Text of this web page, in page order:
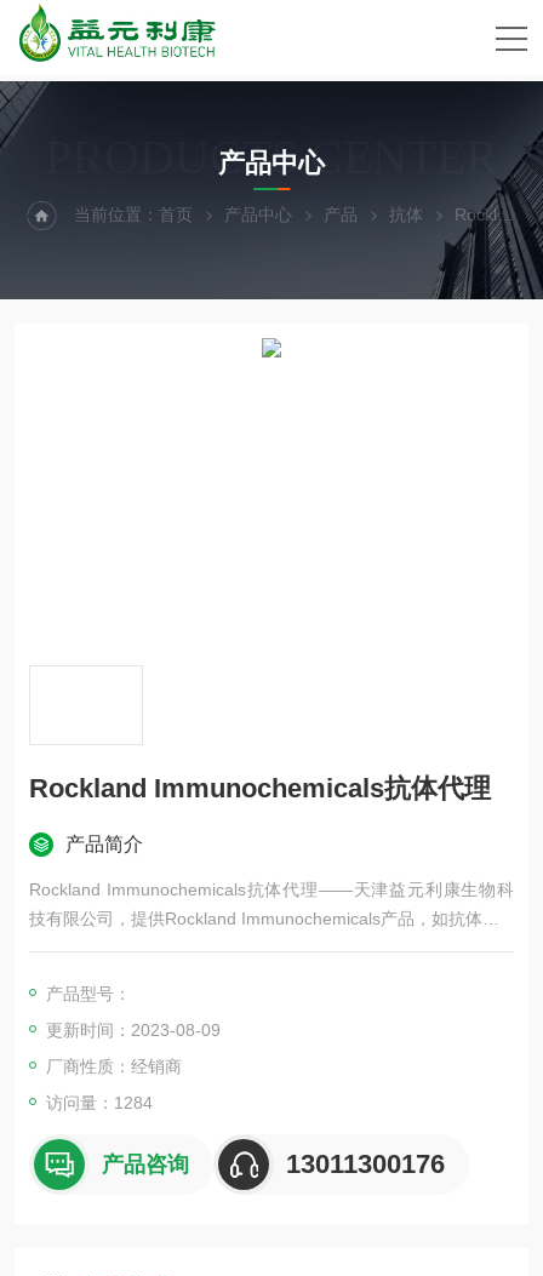
PRODUCTS CENTER
产品中心
当前位置：首页 产品中心 产品 抗体 Rockland Immunochemicals抗体代理
Rockland Immunochemicals抗体代理
产品简介
Rockland Immunochemicals抗体代理——天津益元利康生物科
技有限公司，提供Rockland Immunochemicals产品，如抗体、El
isa试剂盒、蛋白、试剂等产品，更多Rockland Immunochemical
产品型号：
更新时间：2023-08-09
厂商性质：经销商
访问量：1284
产品咨询 13011300176